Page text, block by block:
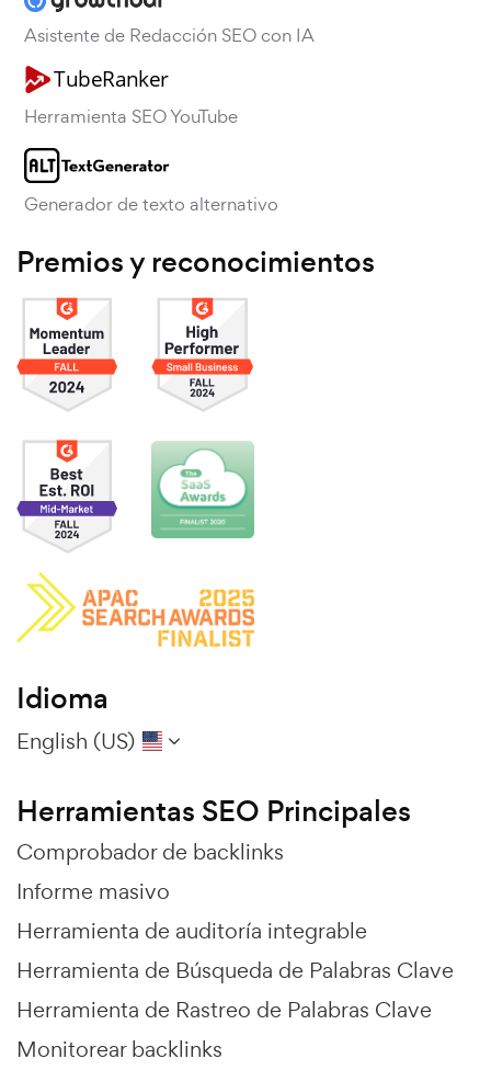
Asistente de Redacción SEO con IA
Herramienta SEO YouTube
Generador de texto alternativo
Premios y reconocimientos
Idioma
English (US)
Herramientas SEO Principales
Comprobador de backlinks
Informe masivo
Herramienta de auditoría integrable
Herramienta de Búsqueda de Palabras Clave
Herramienta de Rastreo de Palabras Clave
Monitorear backlinks